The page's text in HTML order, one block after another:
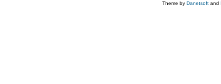
Theme by Danetsoft and